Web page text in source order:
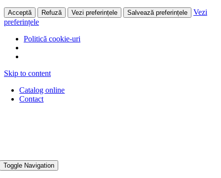
Acceptă Refuză Vezi preferințele Salvează preferințele
Vezi
preferințele
Politică cookie-uri
Skip to content
Catalog online
Contact
Toggle Navigation